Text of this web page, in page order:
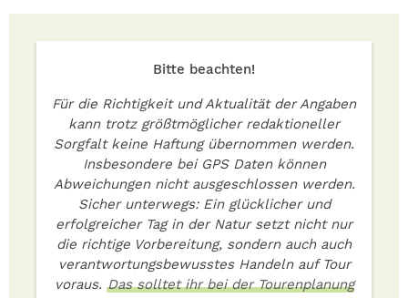
Bitte beachten!
Für die Richtigkeit und Aktualität der Angaben
kann trotz größtmöglicher redaktioneller
Sorgfalt keine Haftung übernommen werden.
Insbesondere bei GPS Daten können
Abweichungen nicht ausgeschlossen werden.
Sicher unterwegs: Ein glücklicher und
erfolgreicher Tag in der Natur setzt nicht nur
die richtige Vorbereitung, sondern auch auch
verantwortungsbewusstes Handeln auf Tour
voraus. Das solltet ihr bei der Tourenplanung